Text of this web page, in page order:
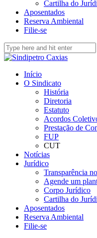
Cartilha do
Aposentados
Reserva Ambiental
Filie-se
Início
O Sindicato
História
Diretoria
Estatuto
Acordos
Prestação de
FUP
CUT
Notícias
Jurídico
Transparência
Agende um
Corpo Jurídico
Cartilha do
Aposentados
Reserva Ambiental
Filie-se